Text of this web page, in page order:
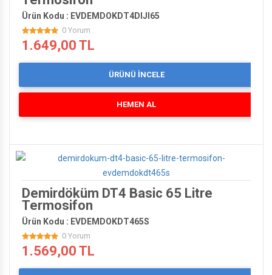
Ürün Kodu : EVDEMDOKDT4DIJI65
0 Yorum
1.649,00 TL
ÜRÜNÜ İNCELE
HEMEN AL
Demirdöküm DT4 Basic 65 Litre
Termosifon
Ürün Kodu : EVDEMDOKDT465S
0 Yorum
1.569,00 TL